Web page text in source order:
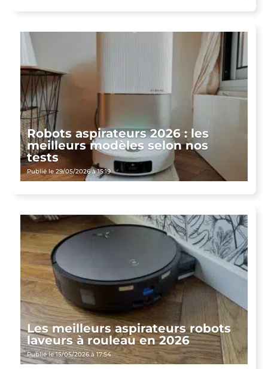
Robots aspirateurs 2026 : les
meilleurs modèles selon nos
tests
Publié le 29/05/2026 à 15:19
Les meilleurs aspirateurs robots
laveurs à rouleau en 2026
Publié le 15/05/2026 à 17:54